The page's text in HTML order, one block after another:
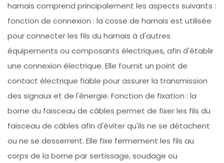
harnais comprend principalement les aspects suivants :
fonction de connexion : la cosse de harnais est utilisée
pour connecter les fils du harnais à d'autres
équipements ou composants électriques, afin d'établir
une connexion électrique. Elle fournit un point de
contact électrique fiable pour assurer la transmission
des signaux et de l'énergie. Fonction de fixation : la
borne du faisceau de câbles permet de fixer les fils du
faisceau de câbles afin d'éviter qu'ils ne se détachent
ou ne se desserrent. Elle fixe fermement les fils au
corps de la borne par sertissage, soudage ou